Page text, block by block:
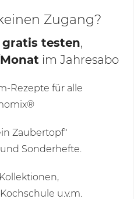
Zugang?
gratis testen,
im Jahresabo
Rezepte für alle
Zaubertopf"
Sonderhefte.
u.v.m.